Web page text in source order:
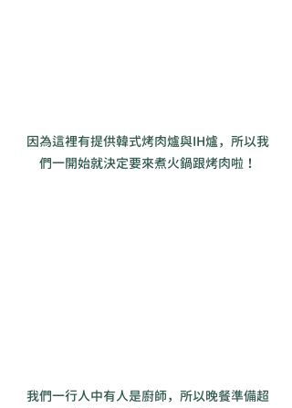
因為這裡有提供韓式烤肉爐與IH爐，所以我
們一開始就決定要來煮火鍋跟烤肉啦！
我們一行人中有人是廚師，所以晚餐準備超